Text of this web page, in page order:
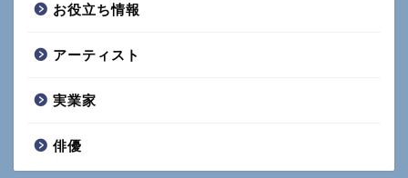
お役立ち情報
アーティスト
実業家
俳優